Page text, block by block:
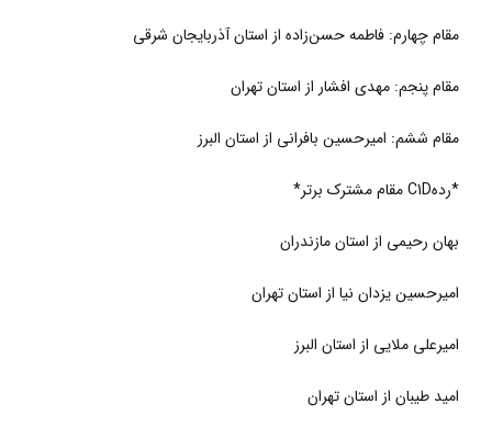
مقام چهارم: فاطمه حسن‌زاده از استان آذربایجان شرقی
مقام پنجم: مهدی افشار از استان تهران
مقام ششم: امیرحسین بافرانی از استان البرز
*ردهC1D مقام مشترک برتر*
بهان رحیمی از استان مازندران
امیرحسین یزدان نیا از استان تهران
امیرعلی ملایی از استان البرز
امید طیبان از استان تهران